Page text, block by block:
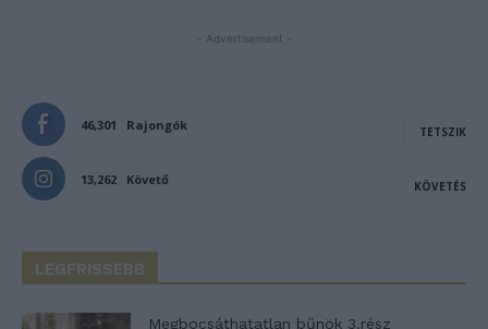
- Advertisement -
46,301 Rajongók TETSZIK
13,262 Követő KÖVETÉS
LEGFRISSEBB
Megbocsáthatatlan bűnök 3.rész